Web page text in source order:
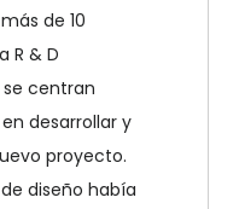
de 10
R & D
centran
desarrollar y
proyecto.
diseño había